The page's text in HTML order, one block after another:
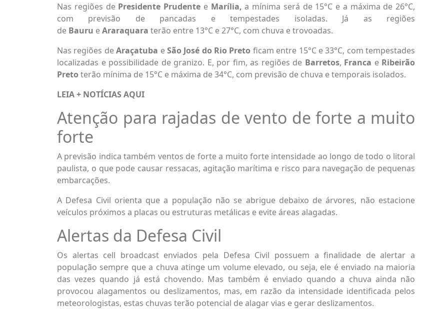
Nas regiões de Presidente Prudente e Marília, a mínima será de 15°C e a máxima de 26°C,
com previsão de pancadas e tempestades isoladas. Já as regiões
de Bauru eAraraquara terão entre 13°C e 27°C, com chuva e trovoadas.
Nas regiões deAraçatuba eSão José do Rio Preto ficam entre 15°C e 33°C, com tempestades
localizadas e possibilidade de granizo. E, por fim, as regiões de Barretos, Franca e Ribeirão
Preto terão mínima de 15°C e máxima de 34°C, com previsão de chuva e temporais isolados.
LEIA + NOTÍCIAS AQUI
Atenção para rajadas de vento de forte a muito
forte
A previsão indica também ventos de forte a muito forte intensidade ao longo de todo o litoral
paulista, o que pode causar ressacas, agitação marítima e risco para navegação de pequenas
embarcações.
A Defesa Civil orienta que a população não se abrigue debaixo de árvores, não estacione
veículos próximos a placas ou estruturas metálicas e evite áreas alagadas.
Alertas da Defesa Civil
Os alertas cell broadcast enviados pela Defesa Civil possuem a finalidade de alertar a
população sempre que a chuva atinge um volume elevado, ou seja, ele é enviado na maioria
das vezes quando já está chovendo. Mas também é enviado quando a chuva ainda não
provocou alagamentos ou deslizamentos, mas, em razão da intensidade identificada pelos
meteorologistas, estas chuvas terão potencial de alagar vias e gerar deslizamentos.